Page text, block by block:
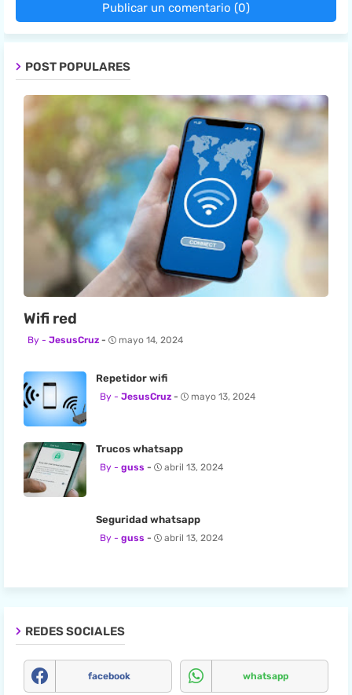
Publicar un comentario (0)
POST POPULARES
Wifi red
JesusCruz mayo 14, 2024
Repetidor wifi
JesusCruz mayo 13, 2024
Trucos whatsapp
guss abril 13, 2024
Seguridad whatsapp
guss abril 13, 2024
REDES SOCIALES
facebook whatsapp